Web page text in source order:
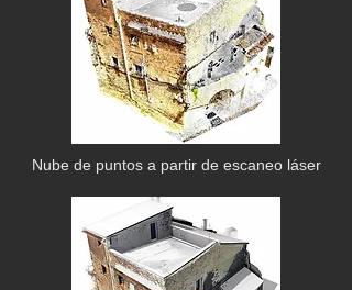
Nube de puntos a partir de escaneo láser